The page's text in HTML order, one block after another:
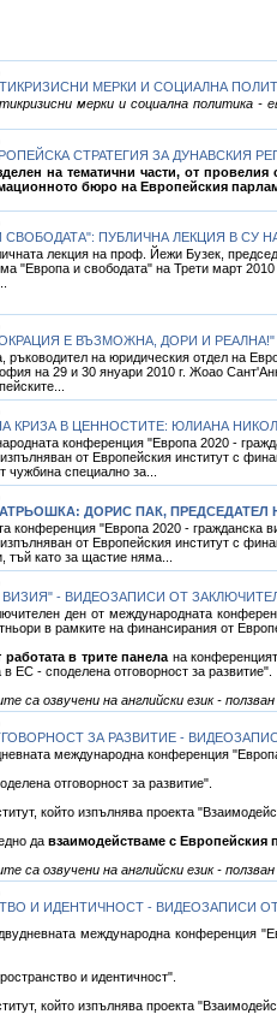
МЕРКИ И СОЦИАЛНА
мерки и социална политика -
СТРАТЕГИЯ ЗА ДУНАВСКИЯ
на тематични части, от
бюро на Европейския
ПУБЛИЧНА ЛЕКЦИЯ В СУ
лекция на проф. Йежи Бузек,
"Европа и свободата" на Трети март
Е ВЪЗМОЖНА, ДОРИ И РЕАЛНА!"
ръководител на юридическия отдел на
на 29 и 30 януари 2010 г. Жоао
КРИЗА В ЦЕННОСТИТЕ: ЮЛИАНА
конференция "Европа 2020 -
от Европейския институт с
чужбина специално за...
ДОРИС ПАК,
конференция "Европа 2020 - гражданска
от Европейския институт с
тъй като за щастие няма...
- ВИДЕОЗАПИСИ ОТ
ден от международната
в рамките на финансирания от
работата в трите панела на
ЕС - споделена отговорност за развитие".
са озвучени на английски език -
ЗА РАЗВИТИЕ -
международна конференция
отговорност за развитие".
който изпълнява проекта
да взаимодействаме с Европейския
са озвучени на английски език -
И ИДЕНТИЧНОСТ - ВИДЕОЗАПИСИ ОТ
международна конференция
и идентичност".
който изпълнява проекта